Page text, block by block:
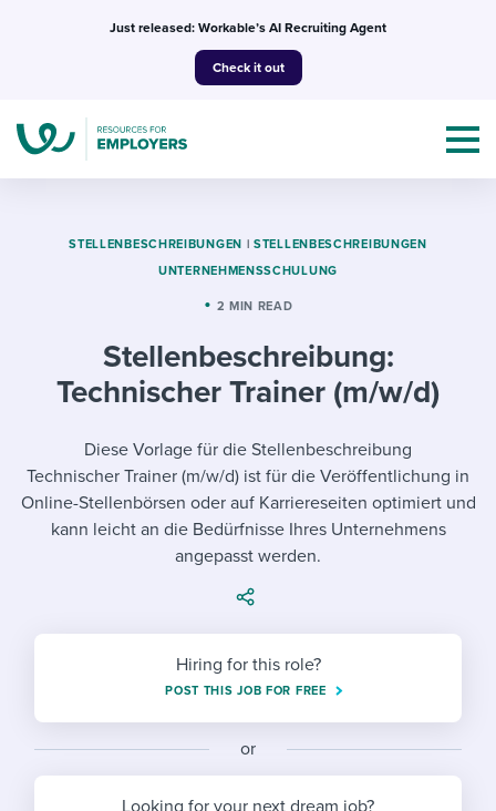
Just released: Workable’s AI Recruiting Agent
Check it out
Topics
Mobilizing AI in my work
Evaluating candidates
Working together with others
Maintaining hiring pipelines
Developing & retaining people
Ensuring compliance
Finding and attracting people
Establishing an employer brand
Templates & Guides
Job description templates
Interview question templates
Policy templates
Step-by-step tutorials
Free ebooks & reports
HR terms
I’m a jobseeker
I WANT TO LEARN ABOUT...
Applying for a job
Interview process
Career development
Modern working life
Attend webinars & events
Workable customer stories
Explore Workable
Request a demo
Start a free trial
STELLENBESCHREIBUNGEN | STELLENBESCHREIBUNGEN
UNTERNEHMENSSCHULUNG
2 MIN READ
Stellenbeschreibung:
Technischer Trainer (m/w/d)
Diese Vorlage für die Stellenbeschreibung
Technischer Trainer (m/w/d) ist für die Veröffentlichung in
Online-Stellenbörsen oder auf Karriereseiten optimiert und
kann leicht an die Bedürfnisse Ihres Unternehmens
angepasst werden.
Hiring for this role?
POST THIS JOB FOR FREE
or
Looking for your next dream job?